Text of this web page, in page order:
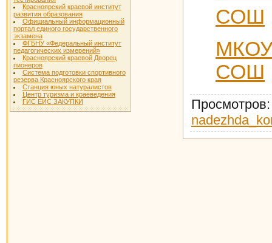
Красноярский краевой институт
развития образования
Официальный информационный
портал единого государственного
экзамена
ФГБНУ «Федеральный институт
педагогических измерений»
Красноярский краевой Дворец
пионеров
Система подготовки спортивного
резерва Красноярского края
Станция юных натуралистов
Центр туризма и краеведения
ГИС ЕИС ЗАКУПКИ
СОШ
СОШ
Просмотров